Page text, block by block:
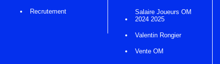
Recrutement
Salaire Joueurs OM
2024 2025
Valentin Rongier
Vente OM